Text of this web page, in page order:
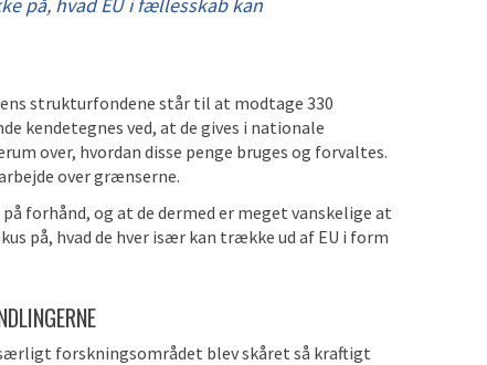
strukturfondene står til at modtage 330
kendetegnes ved, at de gives i nationale
over, hvordan disse penge bruges og forvaltes.
over grænserne.
forhånd, og at de dermed er meget vanskelige at
på, hvad de hver især kan trække ud af EU i form
forskningsområdet blev skåret så kraftigt